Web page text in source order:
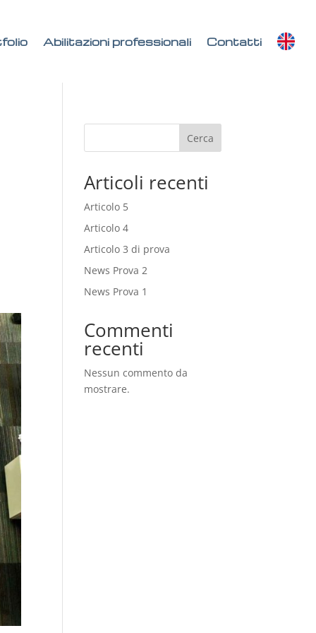
Abilitazioni professionali Contatti
Cerca
Articoli recenti
Articolo 5
Articolo 4
Articolo 3 di prova
News Prova 2
News Prova 1
Commenti
recenti
Nessun commento da
mostrare.